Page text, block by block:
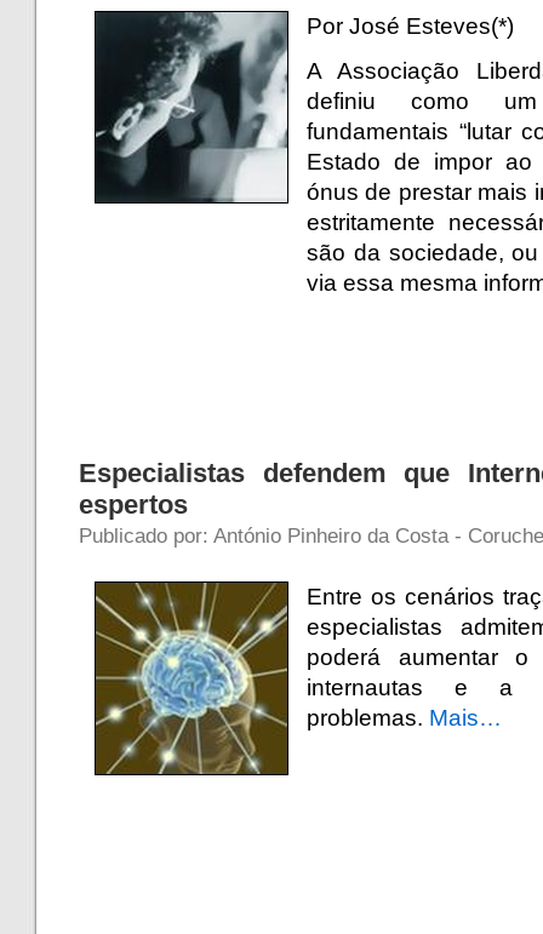
Por José Esteves(*)
A Associação
definiu como
fundamentais “lutar
Estado de impor
ónus de prestar mais
estritamente
são da sociedade,
via essa mesma
Especialistas defendem que
espertos
Publicado por: António Pinheiro da Costa -
Entre os cenários
especialistas
poderá aumentar o
internautas e a
problemas. Mais…